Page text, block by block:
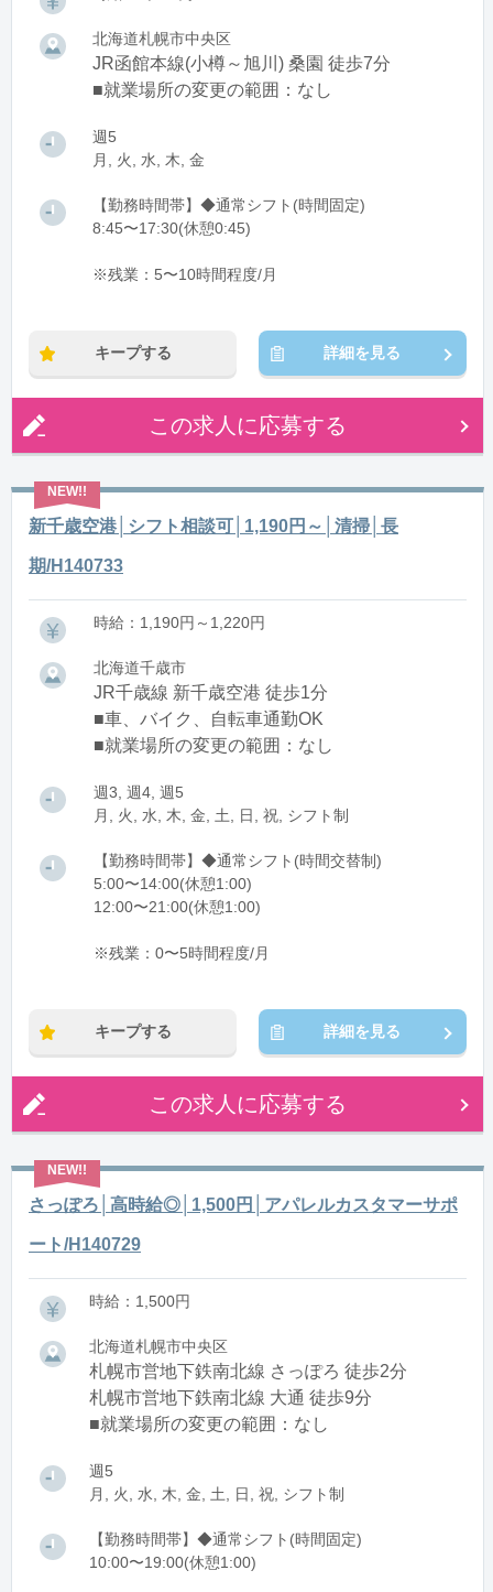
北海道札幌市中央区
JR函館本線(小樽～旭川) 桑園 徒歩7分
■就業場所の変更の範囲：なし
週5
月, 火, 水, 木, 金
【勤務時間帯】◆通常シフト(時間固定)
8:45〜17:30(休憩0:45)
※残業：5〜10時間程度/月
キープする 詳細を見る
この求人に応募する
新千歳空港│シフト相談可│1,190円～│清掃│長
期/H140733
時給：1,190円～1,220円
北海道千歳市
JR千歳線 新千歳空港 徒歩1分
■車、バイク、自転車通勤OK
■就業場所の変更の範囲：なし
週3, 週4, 週5
月, 火, 水, 木, 金, 土, 日, 祝, シフト制
【勤務時間帯】◆通常シフト(時間交替制)
5:00〜14:00(休憩1:00)
12:00〜21:00(休憩1:00)
※残業：0〜5時間程度/月
キープする 詳細を見る
この求人に応募する
さっぽろ│高時給◎│1,500円│アパレルカスタマーサポ
ート/H140729
時給：1,500円
北海道札幌市中央区
札幌市営地下鉄南北線 さっぽろ 徒歩2分
札幌市営地下鉄南北線 大通 徒歩9分
■就業場所の変更の範囲：なし
週5
月, 火, 水, 木, 金, 土, 日, 祝, シフト制
【勤務時間帯】◆通常シフト(時間固定)
10:00〜19:00(休憩1:00)